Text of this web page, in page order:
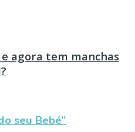
agora tem manchas
seu Bebé”